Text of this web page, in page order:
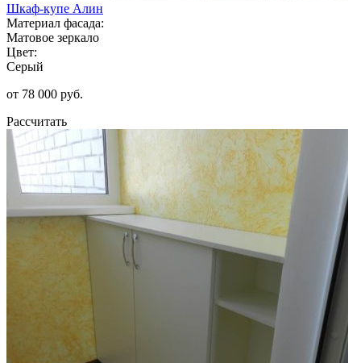
Шкаф-купе Алин
Материал фасада:
Матовое зеркало
Цвет:
Серый
от 78 000 руб.
Рассчитать